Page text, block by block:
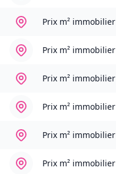
Prix m² immobilier
Prix m² immobilier
Prix m² immobilier
Prix m² immobilier
Prix m² immobilier
Prix m² immobilier